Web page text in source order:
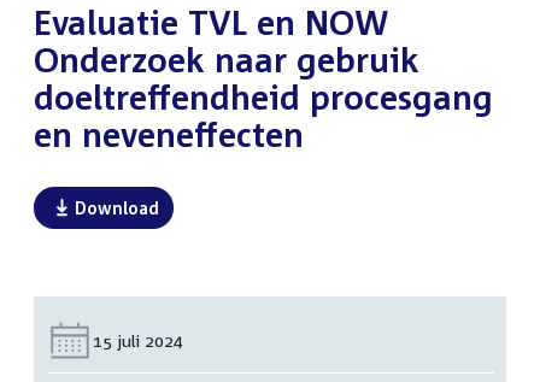
:Evaluatie TVL en NOW
Onderzoek naar gebruik
doeltreffendheid procesgang
en neveneffecten
Download
Datum:
15 juli 2024